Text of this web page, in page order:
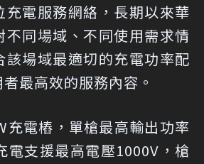
充電服務網絡，長期以來華
不同場域、不同使用需求情
該場域最適切的充電功率配
最高效的服務內容。
充電樁，單槍最高輸出功率
電支援最高電壓1000V，槍